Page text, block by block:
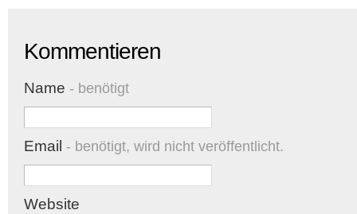
Kommentieren
Name - benötigt
Email - benötigt, wird nicht veröffentlicht.
Website